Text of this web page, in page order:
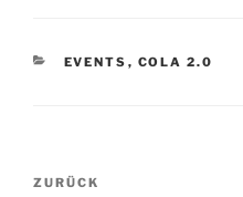
KATEGORIEN
EVENTS , COLA 2.0
Beitragsnavigation
Vorheriger
ZURÜCK